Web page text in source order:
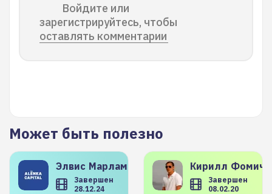
Войдите или
зарегистрируйтесь, чтобы
оставлять комментарии
Может быть полезно
Элвис Марламов
Завершен
28.12.24
Кирилл
Завершен
08.02.20